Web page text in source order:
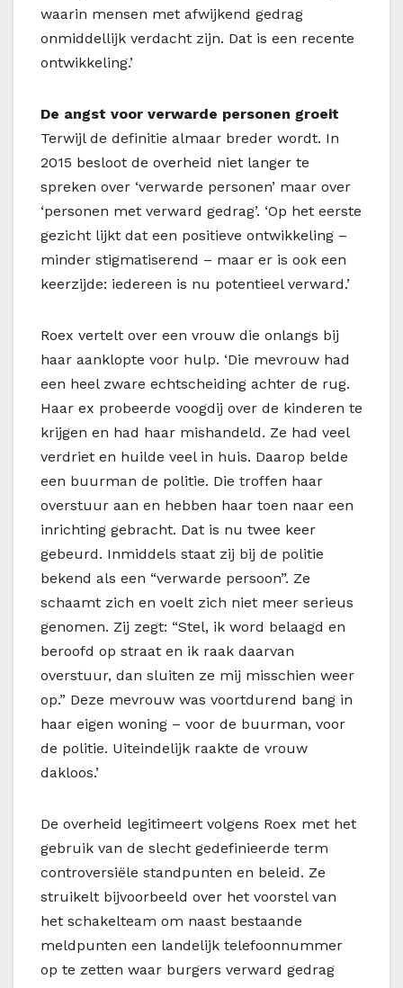
waarin mensen met afwijkend gedrag
onmiddellijk verdacht zijn. Dat is een recente
ontwikkeling.’
De angst voor verwarde personen groeit
Terwijl de definitie almaar breder wordt. In
2015 besloot de overheid niet langer te
spreken over ‘verwarde personen’ maar over
‘personen met verward gedrag’. ‘Op het eerste
gezicht lijkt dat een positieve ontwikkeling –
minder stigmatiserend – maar er is ook een
keerzijde: iedereen is nu potentieel verward.’
Roex vertelt over een vrouw die onlangs bij
haar aanklopte voor hulp. ‘Die mevrouw had
een heel zware echtscheiding achter de rug.
Haar ex probeerde voogdij over de kinderen te
krijgen en had haar mishandeld. Ze had veel
verdriet en huilde veel in huis. Daarop belde
een buurman de politie. Die troffen haar
overstuur aan en hebben haar toen naar een
inrichting gebracht. Dat is nu twee keer
gebeurd. Inmiddels staat zij bij de politie
bekend als een “verwarde persoon”. Ze
schaamt zich en voelt zich niet meer serieus
genomen. Zij zegt: “Stel, ik word belaagd en
beroofd op straat en ik raak daarvan
overstuur, dan sluiten ze mij misschien weer
op.” Deze mevrouw was voortdurend bang in
haar eigen woning – voor de buurman, voor
de politie. Uiteindelijk raakte de vrouw
dakloos.’
De overheid legitimeert volgens Roex met het
gebruik van de slecht gedefinieerde term
controversiële standpunten en beleid. Ze
struikelt bijvoorbeeld over het voorstel van
het schakelteam om naast bestaande
meldpunten een landelijk telefoonnummer
op te zetten waar burgers verward gedrag